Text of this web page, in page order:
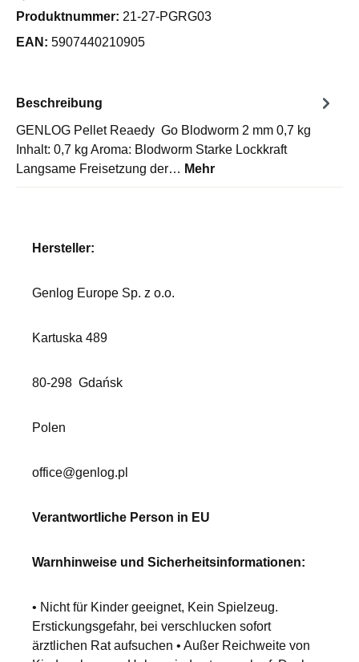
Produktnummer: 21-27-PGRG03
EAN: 5907440210905
Beschreibung
GENLOG Pellet Reaedy Go Blodworm 2 mm 0,7 kg
Inhalt: 0,7 kg Aroma: Blodworm Starke Lockkraft
Langsame Freisetzung der… Mehr
Hersteller:
Genlog Europe Sp. z o.o.
Kartuska 489
80-298 Gdańsk
Polen
office@genlog.pl
Verantwortliche Person in EU
Warnhinweise und Sicherheitsinformationen:
• Nicht für Kinder geeignet, Kein Spielzeug.
Erstickungsgefahr, bei verschlucken sofort
ärztlichen Rat aufsuchen • Außer Reichweite von